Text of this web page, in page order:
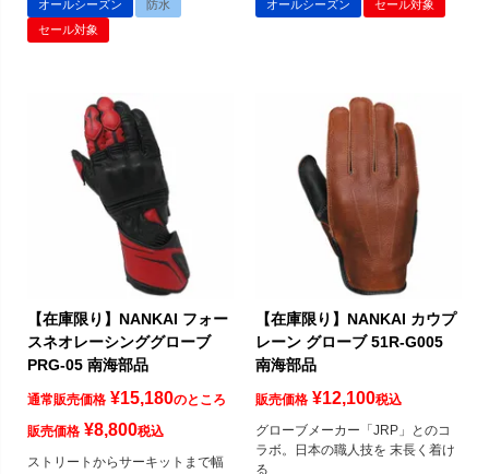
オールシーズン
防水
セール対象
オールシーズン セール対象
【在庫限り】NANKAI フォー
スネオレーシンググローブ
PRG-05 南海部品
通常販売価格 ¥15,180のところ
販売価格 ¥8,800税込
ストリートからサーキットまで幅
【在庫限り】NANKAI カウプ
レーン グローブ 51R-G005
南海部品
販売価格 ¥12,100税込
グローブメーカー「JRP」とのコ
ラボ。日本の職人技を 末長く着け
る